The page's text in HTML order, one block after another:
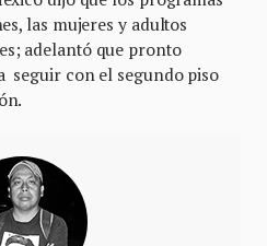
las mujeres y adultos
adelantó que pronto
seguir con el segundo piso